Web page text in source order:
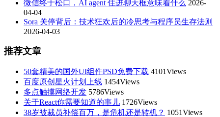
微信终于松口，AI agent 住进聊天框意味着什么 2026-
04-04
Sora 关停背后：技术狂欢后的冷思考与程序员生存法则
2026-04-03
推荐文章
50套精美的国外UI组件PSD免费下载 4101Views
百度原创星火计划上线 1454Views
多点触摸网络开发 5786Views
关于React你需要知道的事儿 1726Views
38岁被裁员补偿百万，是危机还是转机？ 1051Views